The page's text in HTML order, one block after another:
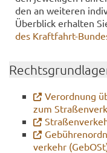
den an wei­te­ren
Über­blick er­hal­ten
des Kraftfahrt-​​
Ver­ord­nung
zum
ver­kehr